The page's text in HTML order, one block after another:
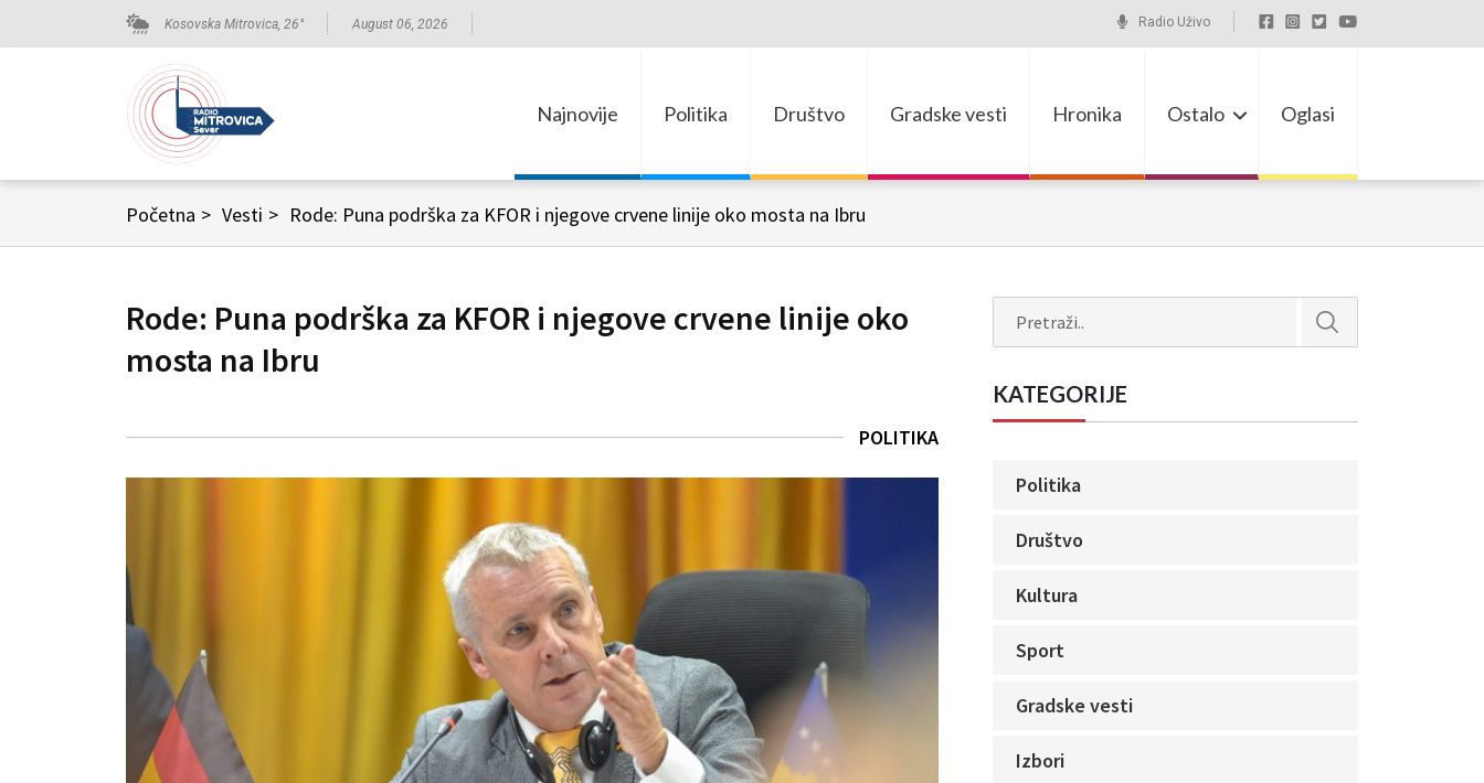
Kosovska Mitrovica, 26° August 06, 2026 Radio Uživo
Najnovije Politika Društvo Gradske vesti Hronika Ostalo Oglasi
Početna > Vesti > Rode: Puna podrška za KFOR i njegove crvene linije oko mosta na Ibru
Rode: Puna podrška za KFOR i njegove crvene linije oko
mosta na Ibru
POLITIKA
KATEGORIJE
Politika
Društvo
Kultura
Sport
Gradske vesti
Izbori